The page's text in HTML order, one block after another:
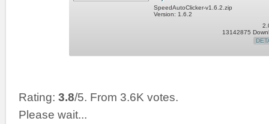
SpeedAutoClicker-v1.6.2.zip
Version: 1.6.2
13142875
Rating: 3.8/5. From 3.6K votes.
Please wait...